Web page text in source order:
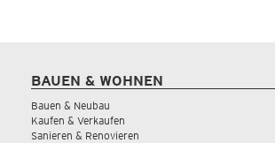
BAUEN & WOHNEN
Bauen & Neubau
Kaufen & Verkaufen
Sanieren & Renovieren